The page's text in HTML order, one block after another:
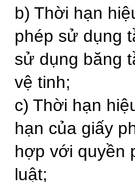
b) Thời hạn
phép sử dụng
sử dụng băng
vệ tinh;
c) Thời hạn
hạn của giấy
hợp với quyền
luật;